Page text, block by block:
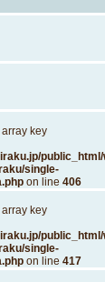
key
public_html/
single-
on line406
key
public_html/
single-
on line417